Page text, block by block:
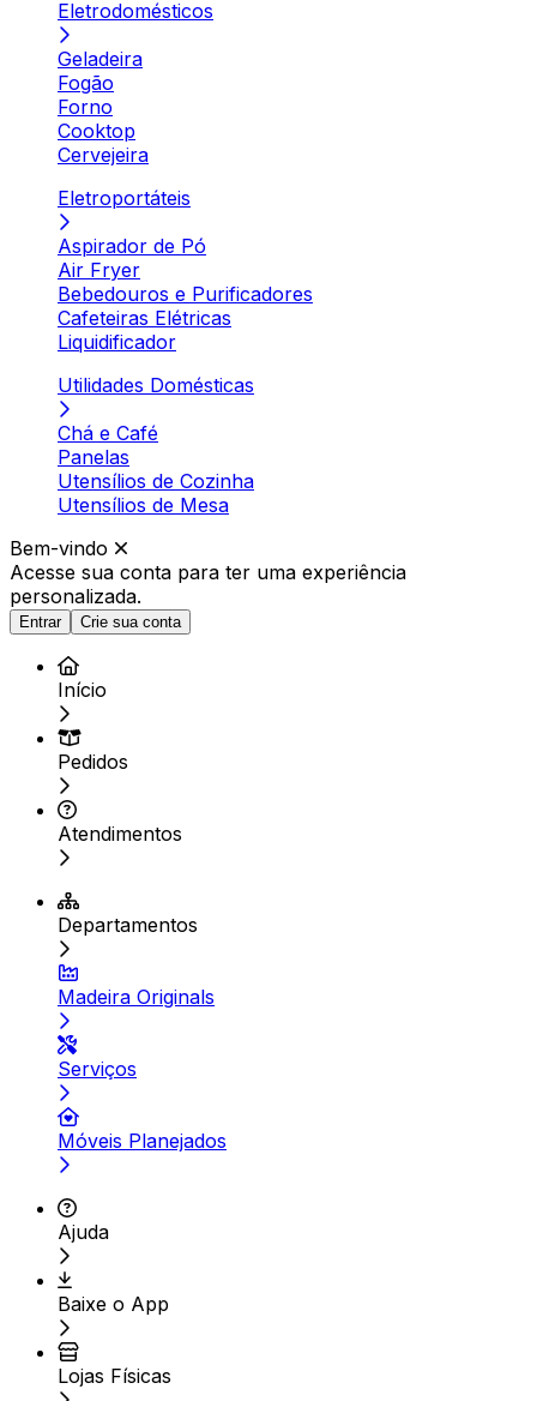
Eletrodomésticos
Geladeira
Fogão
Forno
Cooktop
Cervejeira
Eletroportáteis
Aspirador de Pó
Air Fryer
Bebedouros e Purificadores
Cafeteiras Elétricas
Liquidificador
Utilidades Domésticas
Chá e Café
Panelas
Utensílios de Cozinha
Utensílios de Mesa
Bem-vindo
Acesse sua conta para ter uma experiência
personalizada.
Entrar Crie sua conta
Início
Pedidos
Atendimentos
Departamentos
Madeira Originals
Serviços
Móveis Planejados
Ajuda
Baixe o App
Lojas Físicas